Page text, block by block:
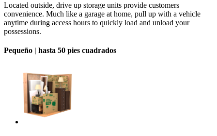
Located outside, drive up storage units provide customers
convenience. Much like a garage at home, pull up with a vehicle
anytime during access hours to quickly load and unload your
possessions.
Pequeño | hasta 50 pies cuadrados